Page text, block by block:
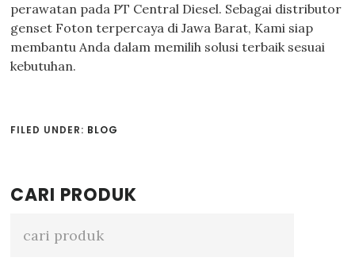
perawatan pada PT Central Diesel. Sebagai distributor
genset Foton terpercaya di Jawa Barat, Kami siap
membantu Anda dalam memilih solusi terbaik sesuai
kebutuhan.
FILED UNDER: BLOG
Primary
Sidebar
CARI PRODUK